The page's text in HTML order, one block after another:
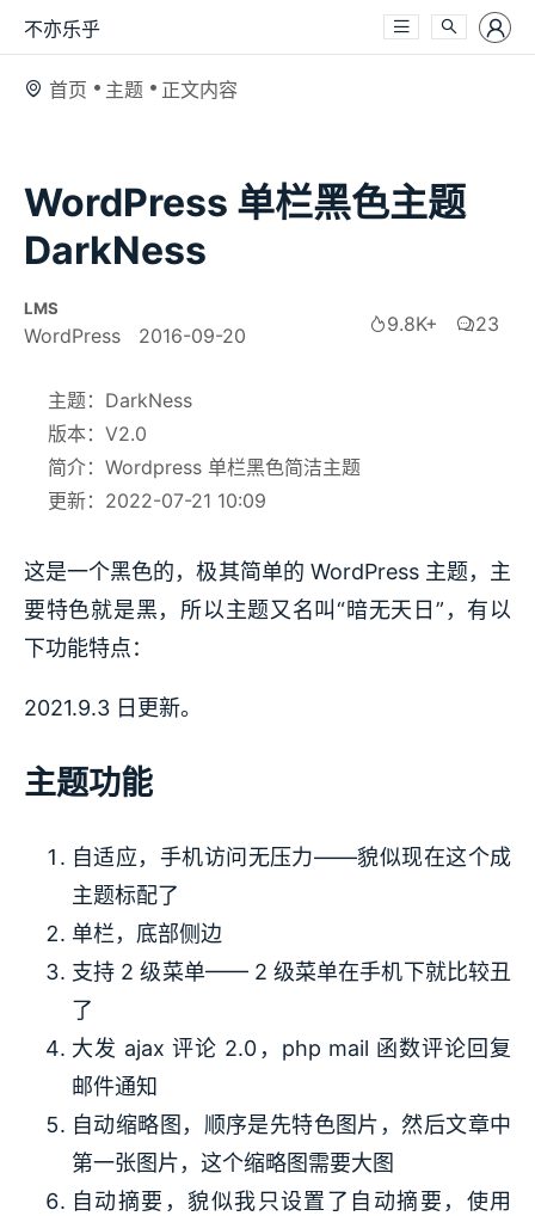
不亦乐乎
首页 主题 正文内容
WordPress 单栏黑色主题
DarkNess
LMS
WordPress 2016-09-20
9.8K+ 23
主题：DarkNess
版本：V2.0
简介：Wordpress 单栏黑色简洁主题
更新：2022-07-21 10:09
这是一个黑色的，极其简单的 WordPress 主题，主
要特色就是黑，所以主题又名叫“暗无天日”，有以
下功能特点：
2021.9.3 日更新。
主题功能
自适应，手机访问无压力——貌似现在这个成
主题标配了
单栏，底部侧边
支持 2 级菜单—— 2 级菜单在手机下就比较丑
了
大发 ajax 评论 2.0，php mail 函数评论回复
邮件通知
自动缩略图，顺序是先特色图片，然后文章中
第一张图片，这个缩略图需要大图
自动摘要，貌似我只设置了自动摘要，使用